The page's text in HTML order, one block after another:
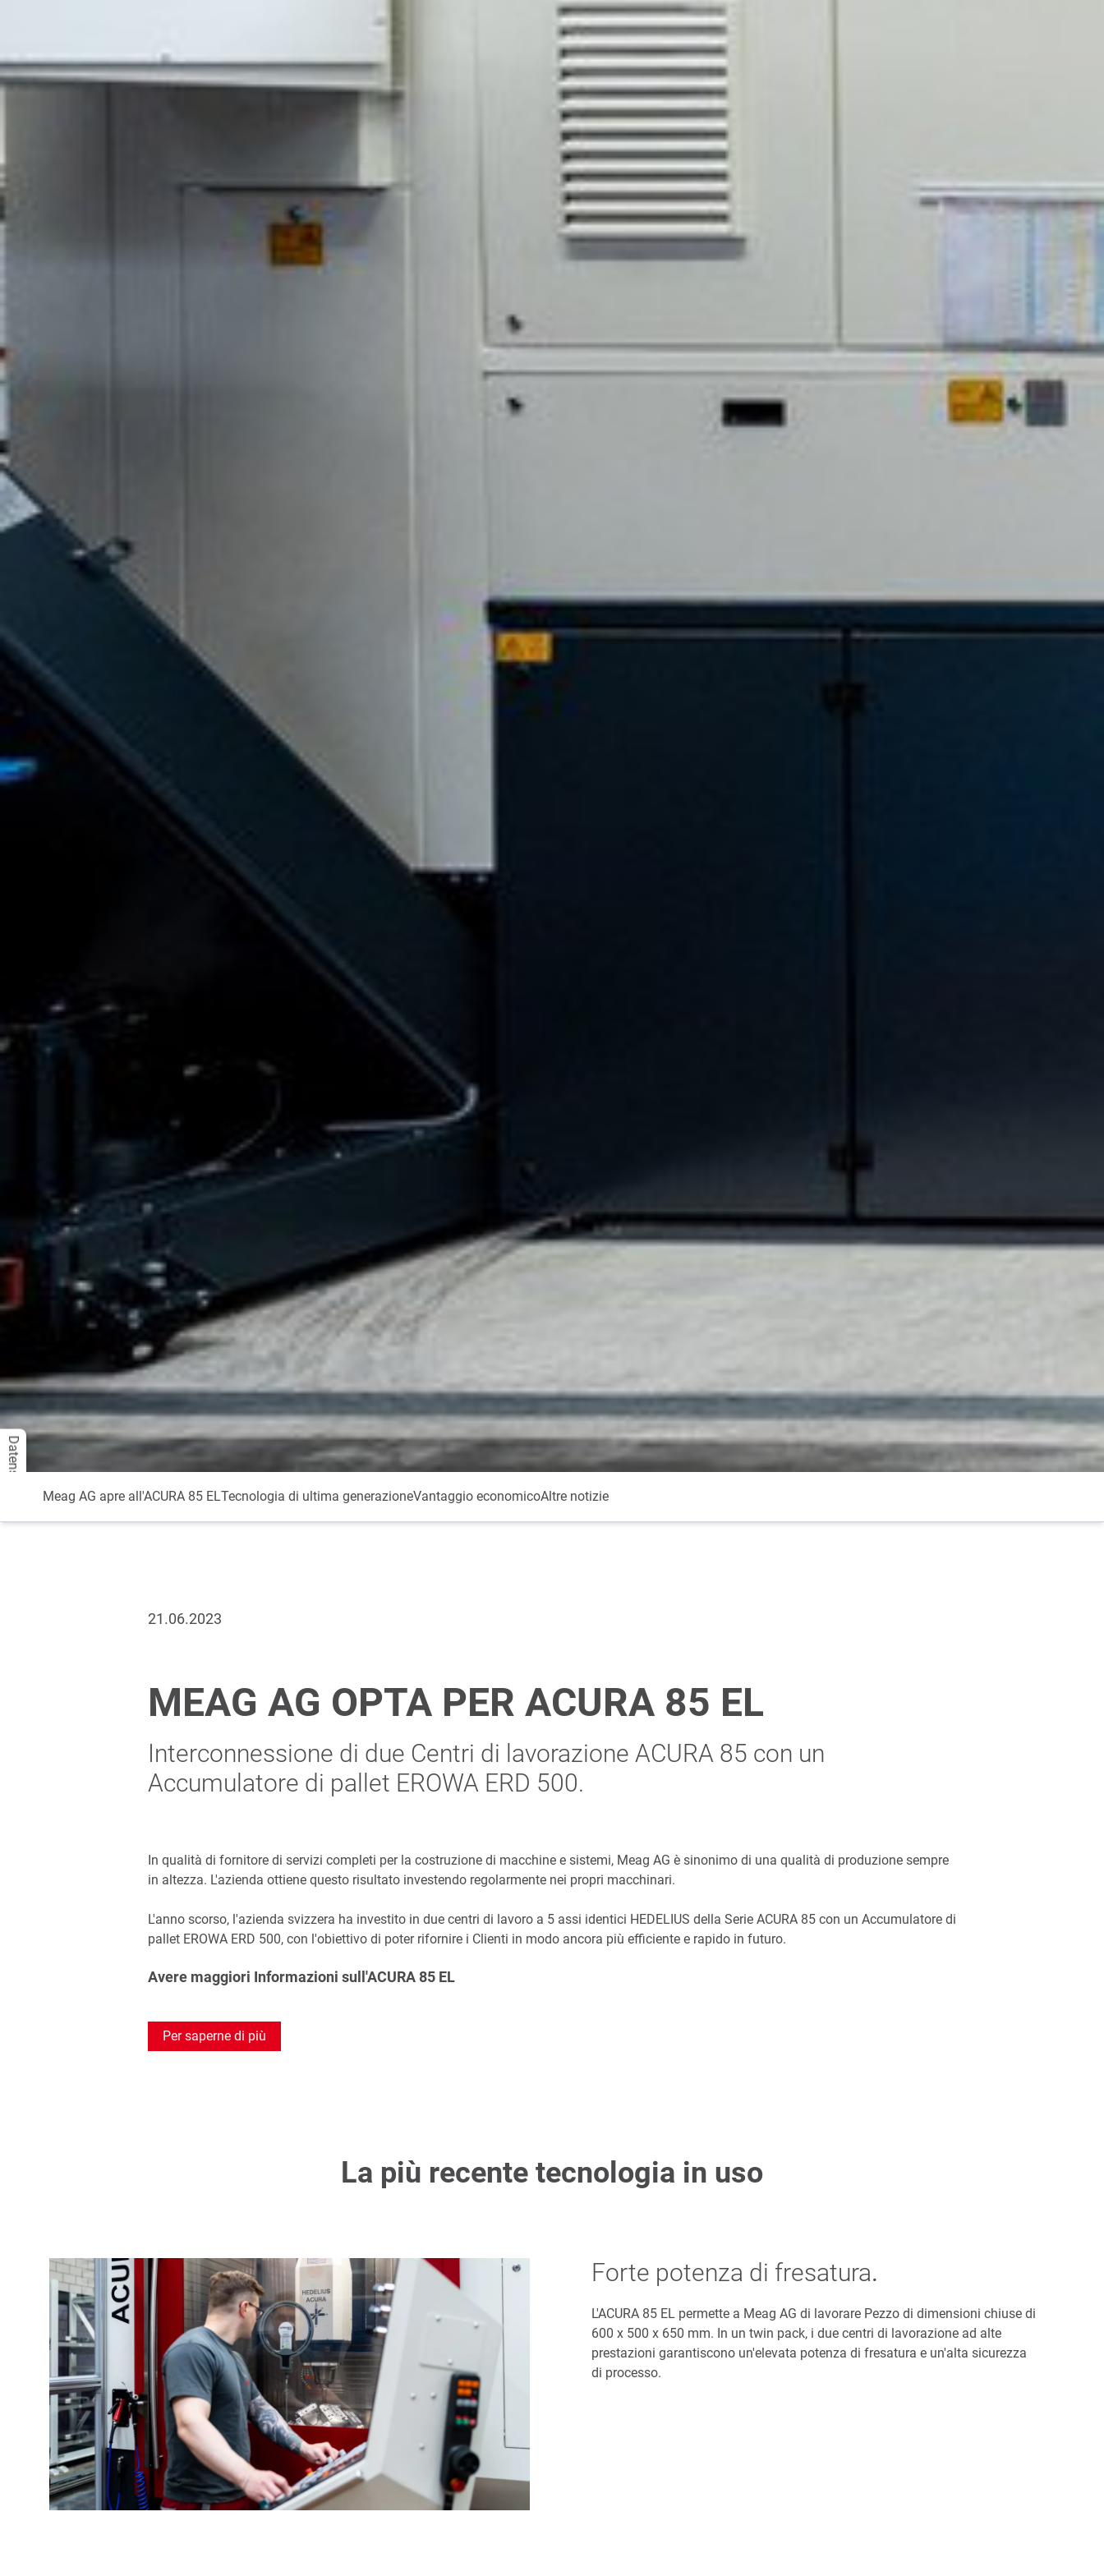
Meag AG apre all'ACURA 85 ELTecnologia di ultima generazioneVantaggio economicoAltre notizie
21.06.2023
MEAG AG OPTA PER ACURA 85 EL
Interconnessione di due Centri di lavorazione ACURA 85 con un
Accumulatore di pallet EROWA ERD 500.
In qualità di fornitore di servizi completi per la costruzione di macchine e sistemi, Meag AG è sinonimo di una qualità di produzione sempre
in altezza. L'azienda ottiene questo risultato investendo regolarmente nei propri macchinari.
L'anno scorso, l'azienda svizzera ha investito in due centri di lavoro a 5 assi identici HEDELIUS della Serie ACURA 85 con un Accumulatore di
pallet EROWA ERD 500, con l'obiettivo di poter rifornire i Clienti in modo ancora più efficiente e rapido in futuro.
Avere maggiori Informazioni sull'ACURA 85 EL
Per saperne di più
La più recente tecnologia in uso
Forte potenza di fresatura.
L'ACURA 85 EL permette a Meag AG di lavorare Pezzo di dimensioni chiuse di
600 x 500 x 650 mm. In un twin pack, i due centri di lavorazione ad alte
prestazioni garantiscono un'elevata potenza di fresatura e un'alta sicurezza
di processo.
Datenschutz